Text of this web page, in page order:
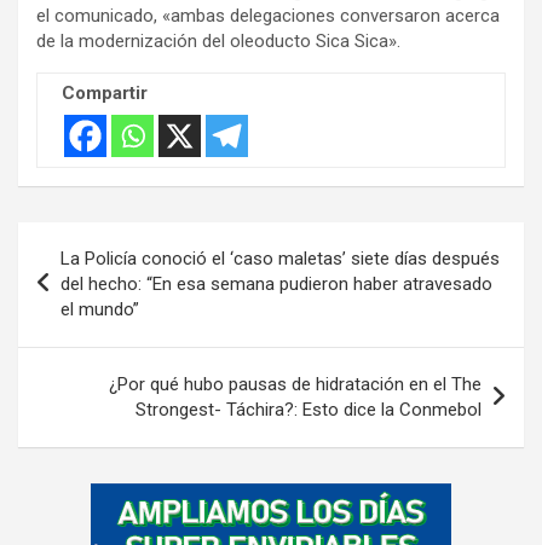
el comunicado, «ambas delegaciones conversaron acerca
de la modernización del oleoducto Sica Sica».
Compartir
de
entradas
La Policía conoció el ‘caso maletas’ siete días después
del hecho: “En esa semana pudieron haber atravesado
el mundo”
¿Por qué hubo pausas de hidratación en el The
Strongest- Táchira?: Esto dice la Conmebol